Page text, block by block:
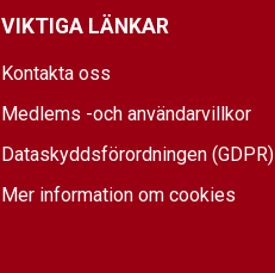
VIKTIGA LÄNKAR
Kontakta oss
Medlems -och användarvillkor
Dataskyddsförordningen (GDPR)
Mer information om cookies